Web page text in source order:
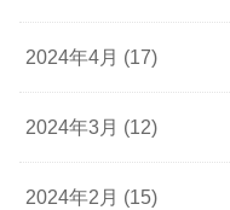
2024年4月 (17)
2024年3月 (12)
2024年2月 (15)